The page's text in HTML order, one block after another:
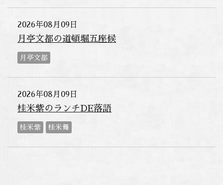
2026年08月09日
月亭文都の道頓堀五座候
月亭文都
2026年08月09日
桂米紫のランチDE落語
桂米紫 桂米舞